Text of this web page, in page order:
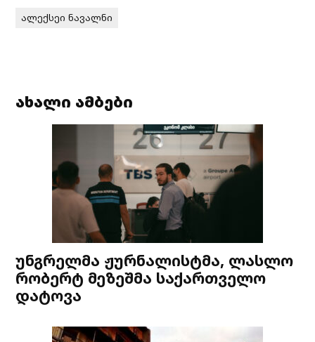
ალექსეი ნავალნი
ახალი ამბები
უნგრელმა ჟურნალისტმა, ლასლო
რობერტ მეზეშმა საქართველო
დატოვა